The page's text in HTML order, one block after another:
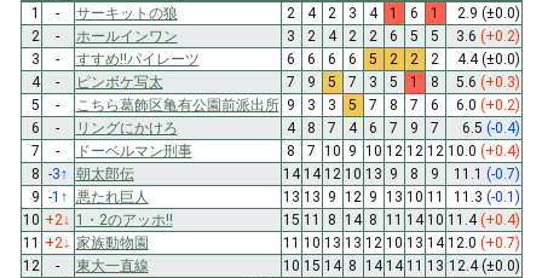
1
- サーキットの狼 2 4 2 3 4 1 6 1 2.9 (±0.0)
2
- ホールインワン 3 2 4 2 2 6 5 5 3.6 (+0.2)
3
- すすめ!!パイレーツ 6 6 6 6 5 2 2 2 4.4(±0.0)
4
- ピンボケ写太 7 9 5 7 3 5 1 8 5.6 (+0.3)
5
- こちら葛飾区亀有公園前派出所 9 3 3 5 7 8 7 6 6.0 (+0.2)
6
- リングにかけろ 4 8 7 4 6 7 9 7 6.5 (-0.4)
7
- ドーベルマン刑事 8 7 10 9 10 12 12 12 10.0 (+0.4)
8 -3↑ 朝太郎伝 14 14 12 10 13 9 8 9 11.1 (-0.7)
9 -1 ↑ 悪たれ巨人 13 13 9 12 9 13 10 11 11.3 (-0.1)
10 +2↓ 1・2のアッホ!! 15 11 8 14 8 11 14 10 11.4(+0.4)
11 +2↓ 家族動物園 11 10 13 13 12 10 13 14 12.0 (+0.7)
12
- 東大一直線 10 15 14 8 14 14 11 13 12.4 (±0.0)